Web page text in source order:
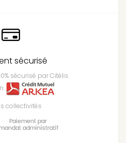
sécurisé
sécurisé par Citélis
collectivités